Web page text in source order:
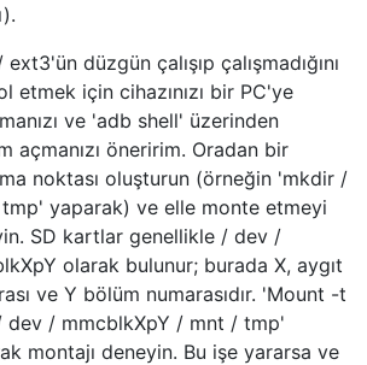
düzgün çalışıp çalışmadığını
etmek için cihazınızı bir PC'ye
ve 'adb shell' üzerinden
açmanızı öneririm. Oradan bir
noktası oluşturun (örneğin 'mkdir /
yaparak) ve elle monte etmeyi
SD kartlar genellikle / dev /
olarak bulunur; burada X, aygıt
ve Y bölüm numarasıdır. 'Mount -t
dev / mmcblkXpY / mnt / tmp'
montajı deneyin. Bu işe yararsa ve